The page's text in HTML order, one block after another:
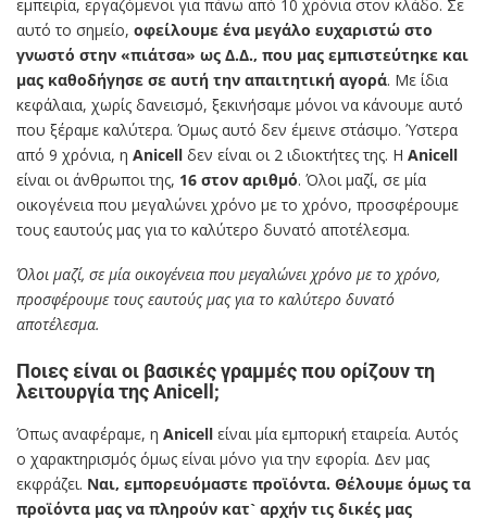
εμπειρία, εργαζόμενοι για πάνω από 10 χρόνια στον κλάδο. Σε
αυτό το σημείο, οφείλουμε ένα μεγάλο ευχαριστώ στο
γνωστό στην «πιάτσα» ως Δ.Δ., που μας εμπιστεύτηκε και
μας καθοδήγησε σε αυτή την απαιτητική αγορά. Με ίδια
κεφάλαια, χωρίς δανεισμό, ξεκινήσαμε μόνοι να κάνουμε αυτό
που ξέραμε καλύτερα. Όμως αυτό δεν έμεινε στάσιμο. Ύστερα
από 9 χρόνια, η Anicell δεν είναι οι 2 ιδιοκτήτες της. Η Anicell
είναι οι άνθρωποι της, 16 στον αριθμό. Όλοι μαζί, σε μία
οικογένεια που μεγαλώνει χρόνο με το χρόνο, προσφέρουμε
τους εαυτούς μας για το καλύτερο δυνατό αποτέλεσμα.
Όλοι μαζί, σε μία οικογένεια που μεγαλώνει χρόνο με το χρόνο,
προσφέρουμε τους εαυτούς μας για το καλύτερο δυνατό
αποτέλεσμα.
Ποιες είναι οι βασικές γραμμές που ορίζουν τη
λειτουργία της Anicell;
Όπως αναφέραμε, η Anicell είναι μία εμπορική εταιρεία. Αυτός
ο χαρακτηρισμός όμως είναι μόνο για την εφορία. Δεν μας
εκφράζει. Ναι, εμπορευόμαστε προϊόντα. Θέλουμε όμως τα
προϊόντα μας να πληρούν κατ` αρχήν τις δικές μας